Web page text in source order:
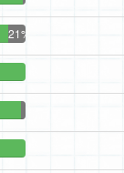
21%